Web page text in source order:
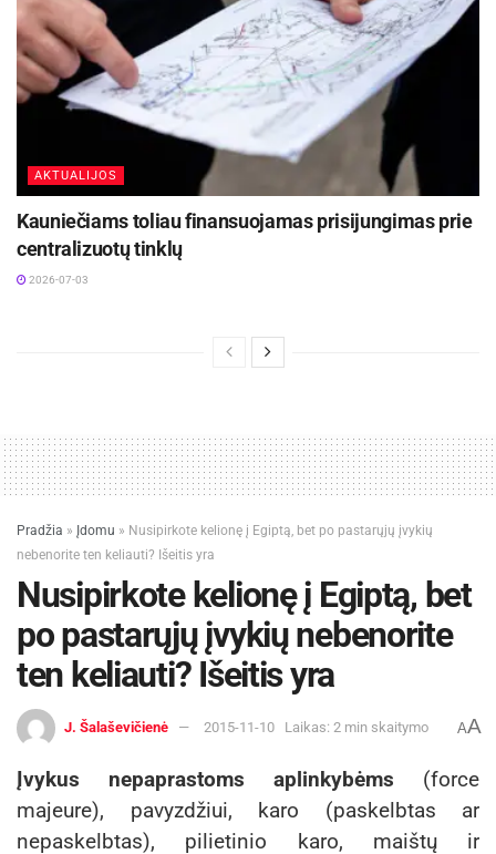
AKTUALIJOS
Kauniečiams toliau finansuojamas prisijungimas prie
centralizuotų tinklų
2026-07-03
Pradžia » Įdomu » Nusipirkote kelionę į Egiptą, bet po pastarųjų įvykių
nebenorite ten keliauti? Išeitis yra
Nusipirkote kelionę į Egiptą, bet
po pastarųjų įvykių nebenorite
ten keliauti? Išeitis yra
J. Šalaševičienė 2015-11-10 Laikas: 2 min skaitymo AA
Įvykus nepaprastoms aplinkybėms (force
majeure), pavyzdžiui, karo (paskelbtas ar
nepaskelbtas), pilietinio karo, maištų ir